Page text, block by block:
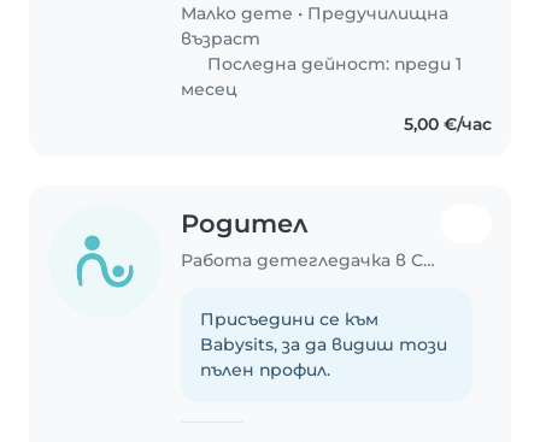
Малко дете • Предучилищна
възраст
Последна дейност: преди 1
месец
5,00 €/час
Родител
Работа детегледачка в София
Присъедини се към
Babysits, за да видиш този
пълен профил.